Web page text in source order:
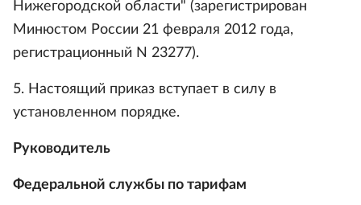
Нижегородской области" (зарегистрирован
Минюстом России 21 февраля 2012 года,
регистрационный N 23277).
5. Настоящий приказ вступает в силу в
установленном порядке.
Руководитель
Федеральной службы по тарифам